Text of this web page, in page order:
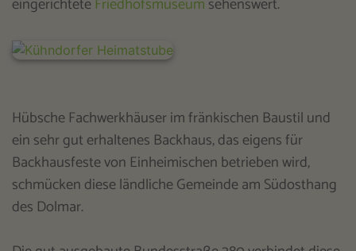
Hübsche Fachwerkhäuser im fränkischen Baustil und
ein sehr gut erhaltenes Backhaus, das eigens für
Backhausfeste von Einheimischen betrieben wird,
schmücken diese ländliche Gemeinde am Südosthang
des Dolmar.